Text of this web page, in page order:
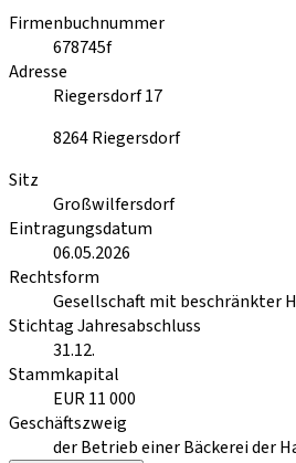
Firmenbuchnummer
678745f
Adresse
Riegersdorf 17
8264Riegersdorf
Sitz
Großwilfersdorf
Eintragungsdatum
06.05.2026
Rechtsform
Gesellschaft mit beschränkter
Stichtag Jahresabschluss
31.12.
Stammkapital
EUR 11 000
Geschäftszweig
der Betrieb einer Bäckerei der